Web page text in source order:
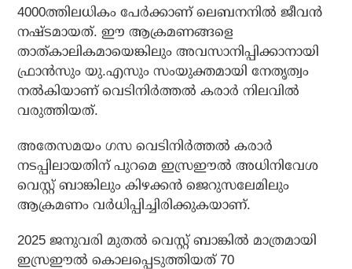
4000ത്തിലധികം പേര്‍ക്കാണ് ലെബനനില്‍ ജീവന്‍
നഷ്ടമായത്. ഈ ആക്രമണങ്ങളെ
താത്കാലികമായെങ്കിലും അവസാനിപ്പിക്കാനായി
ഫ്രാന്‍സും യു.എസും സംയുക്തമായി നേതൃത്വം
നല്‍കിയാണ് വെടിനിര്‍ത്തല്‍ കരാര്‍ നിലവില്‍
വരുത്തിയത്.
അതേസമയം ഗസ വെടിനിര്‍ത്തല്‍ കരാര്‍
നടപ്പിലായതിന് പുറമെ ഇസ്രഈല്‍ അധിനിവേശ
വെസ്റ്റ് ബാങ്കിലും കിഴക്കന്‍ ജെറുസലേമിലും
ആക്രമണം വര്‍ധിപ്പിച്ചിരിക്കുകയാണ്.
2025 ജനുവരി മുതല്‍ വെസ്റ്റ് ബാങ്കില്‍ മാത്രമായി
ഇസ്രഈല്‍ കൊലപ്പെടുത്തിയത് 70